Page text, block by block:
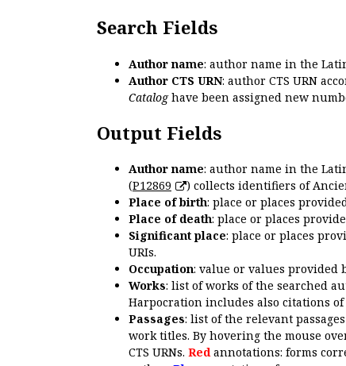
Search Fields
Author name: author name in the
Author CTS URN: author CTS URN
Cataloghave been assigned new
Output Fields
Author name: author name in the
(P12869
) collects identifiers of
Place of birth: place or places
Place of death: place or places
Significant place: place or places
URIs.
Occupation: value or values provided
Works: list of works of the searched
Harpocration includes also citations
Passages: list of the relevant
work titles. By hovering the mouse
CTS URNs. Redannotations: forms